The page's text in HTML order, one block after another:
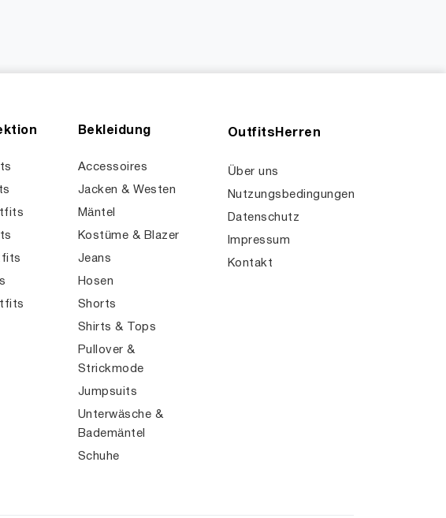
Bekleidung
Accessoires
Jacken & Westen
Mäntel
Kostüme & Blazer
Jeans
Hosen
Shorts
Shirts & Tops
Pullover &
Strickmode
Jumpsuits
Unterwäsche &
Bademäntel
Schuhe
OutfitsHerren
Über uns
Nutzungsbedingungen
Datenschutz
Impressum
Kontakt